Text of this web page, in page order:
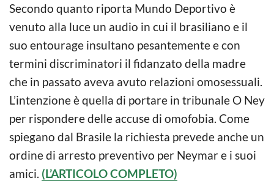
Secondo quanto riporta Mundo Deportivo è
venuto alla luce un audio in cui il brasiliano e il
suo entourage insultano pesantemente e con
termini discriminatori il fidanzato della madre
che in passato aveva avuto relazioni omosessuali.
L’intenzione è quella di portare in tribunale O Ney
per rispondere delle accuse di omofobia. Come
spiegano dal Brasile la richiesta prevede anche un
ordine di arresto preventivo per Neymar e i suoi
amici. (L’ARTICOLO COMPLETO)